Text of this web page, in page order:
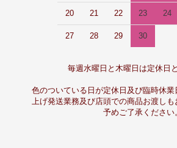
20 21 22 23 24
27 28 29 30
毎週水曜日と木曜日は定休日
色のついている日が定休日及び臨時休業
上げ発送業務及び店頭での商品お渡し
予めご了承ください